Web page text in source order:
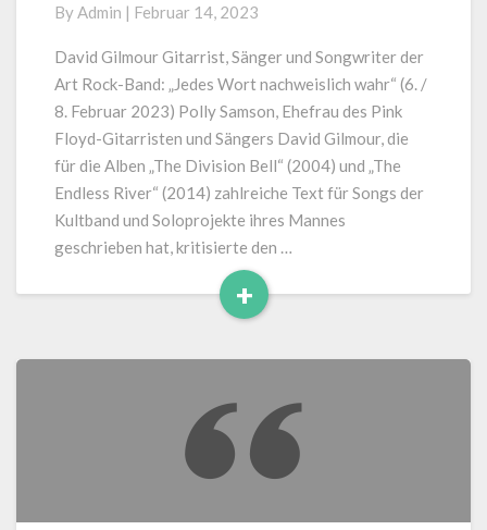
Polly
Samson
Roger
Waters
scharf
By Admin | Februar 14, 2023
David Gilmour Gitarrist, Sänger und Songwriter der
Art Rock-Band: „Jedes Wort nachweislich wahr“ (6. /
8. Februar 2023) Polly Samson, Ehefrau des Pink
Floyd-Gitarristen und Sängers David Gilmour, die
für die Alben „The Division Bell“ (2004) und „The
Endless River“ (2014) zahlreiche Text für Songs der
Kultband und Soloprojekte ihres Mannes
geschrieben hat, kritisierte den …
+
Read